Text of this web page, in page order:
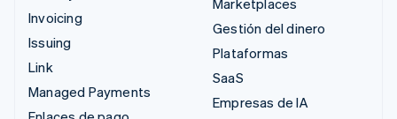
Invoicing
Issuing
Link
Managed Payments
Gestión del dinero
Plataformas
SaaS
Empresas de IA